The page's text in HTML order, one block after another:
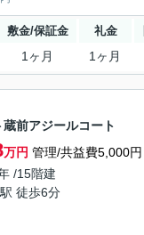
敷金/保証金 礼金
1ヶ月 1ヶ月
前アジールコート
万円 管理/共益費5,000円
/15階建
駅 徒歩6分